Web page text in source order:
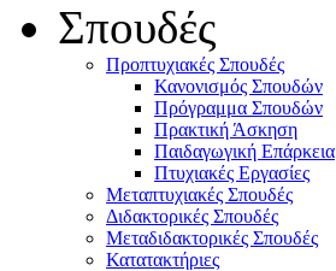
Σπουδές
Προπτυχιακές Σπουδές
Κανονισμός Σπουδών
Πρόγραμμα Σπουδών
Πρακτική Άσκηση
Παιδαγωγική Επάρκεια
Πτυχιακές Εργασίες
Μεταπτυχιακές Σπουδές
Διδακτορικές Σπουδές
Μεταδιδακτορικές Σπουδές
Κατατακτήριες